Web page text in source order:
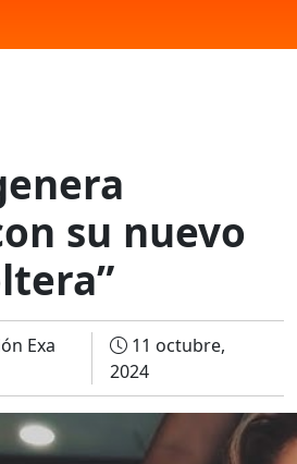
su nuevo
Exa
11 octubre,
2024